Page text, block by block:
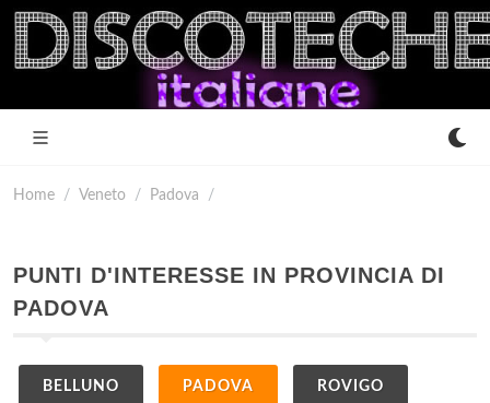
Home Veneto Padova
PUNTI D'INTERESSE IN PROVINCIA DI
PADOVA
BELLUNO PADOVA ROVIGO